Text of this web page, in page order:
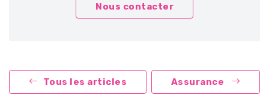
Nous contacter
Tous les articles Assurance